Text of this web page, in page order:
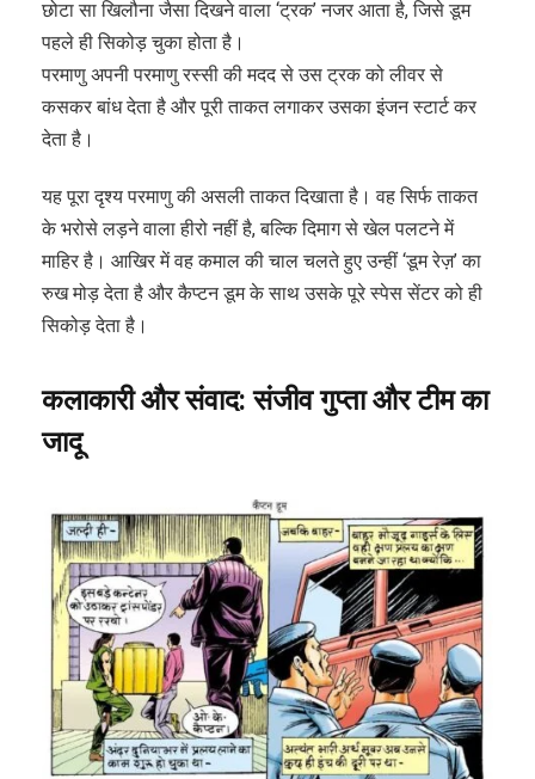
छोटा सा खिलौना जैसा दिखने वाला ‘ट्रक’ नजर आता है, जिसे डूम
पहले ही सिकोड़ चुका होता है।
परमाणु अपनी परमाणु रस्सी की मदद से उस ट्रक को लीवर से
कसकर बांध देता है और पूरी ताकत लगाकर उसका इंजन स्टार्ट कर
देता है।
यह पूरा दृश्य परमाणु की असली ताकत दिखाता है। वह सिर्फ ताकत
के भरोसे लड़ने वाला हीरो नहीं है, बल्कि दिमाग से खेल पलटने में
माहिर है। आखिर में वह कमाल की चाल चलते हुए उन्हीं ‘डूम रेज़’ का
रुख मोड़ देता है और कैप्टन डूम के साथ उसके पूरे स्पेस सेंटर को ही
सिकोड़ देता है।
कलाकारी और संवाद:संजीव गुप्ता और टीम का
जादू